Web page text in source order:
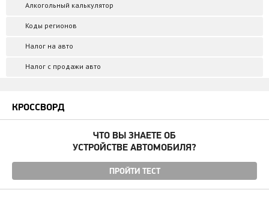
Алкогольный калькулятор
Коды регионов
Налог на авто
Налог с продажи авто
КРОССВОРД
ЧТО ВЫ ЗНАЕТЕ ОБ
УСТРОЙСТВЕ АВТОМОБИЛЯ?
ПРОЙТИ ТЕСТ